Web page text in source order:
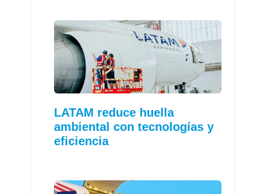
LATAM reduce huella
ambiental con tecnologías y
eficiencia